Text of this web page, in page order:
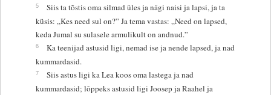
5
Siis ta tõstis oma silmad üles ja nägi naisi ja lapsi, ja ta
küsis: „Kes need sul on?” Ja tema vastas: „Need on lapsed,
keda Jumal su sulasele armulikult on andnud.”
6
Ka teenijad astusid ligi, nemad ise ja nende lapsed, ja nad
kummardasid.
7
Siis astus ligi ka Lea koos oma lastega ja nad
kummardasid; lõppeks astusid ligi Joosep ja Raahel ja